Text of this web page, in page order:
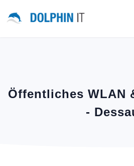
Öffentliches WLAN
-